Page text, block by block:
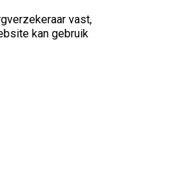
vast,
kan gebruik